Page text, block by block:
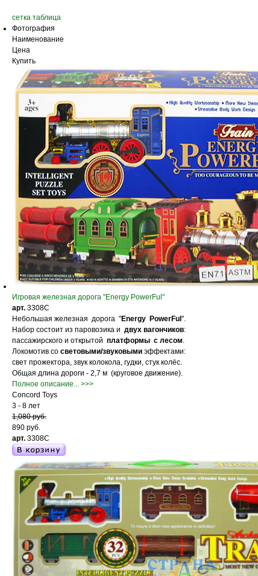
сетка таблица
Фотография
Наименование
Цена
Купить
Игровая железная дорога "Energy PowerFul"
арт. 3308C
Небольшая железная дорога "Energy PowerFul ".
Набор состоит из паровозика и двух вагончиков:
пассажирского и открытой платформы с лесом.
Локомотив со световыми/звуковыми эффектами:
свет прожектора, звук колокола, гудки, стук колёс.
Общая длина дороги - 2,7 м (круговое движение).
Полное описание... >>>
Concord Toys
3 - 8 лет
1,080 руб.
890 руб.
арт. 3308C